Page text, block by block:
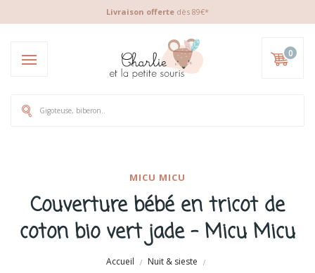
Livraison offerte dès 89€*
0
MICU MICU
Couverture bébé en tricot de
coton bio vert jade - Micu Micu
Accueil Nuit & sieste